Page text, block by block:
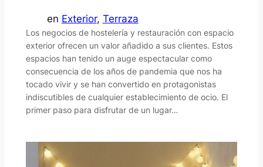
en Exterior, Terraza
Los negocios de hostelería y restauración con espacio
exterior ofrecen un valor añadido a sus clientes. Estos
espacios han tenido un auge espectacular como
consecuencia de los años de pandemia que nos ha
tocado vivir y se han convertido en protagonistas
indiscutibles de cualquier establecimiento de ocio. El
primer paso para disfrutar de un lugar…